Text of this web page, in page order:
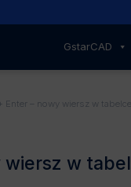
GstarCAD
Enter – nowy wiersz w tabelce
wiersz w